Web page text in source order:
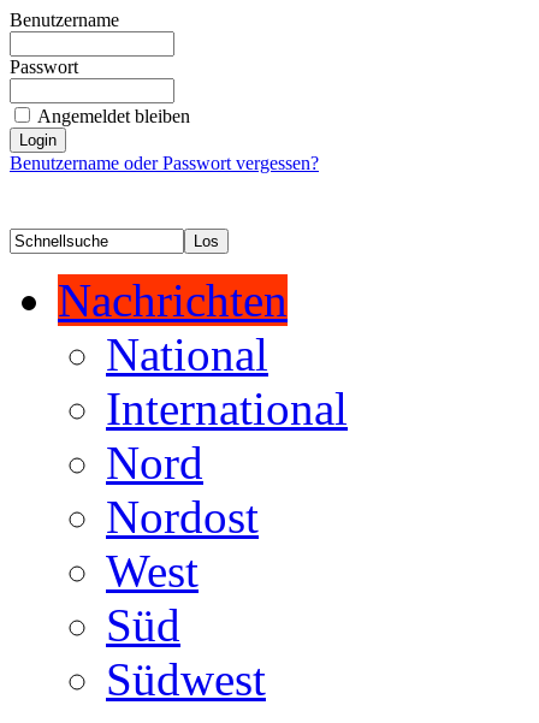
Benutzername
Passwort
Angemeldet bleiben
Benutzername oder Passwort vergessen?
Nachrichten
National
International
Nord
Nordost
West
Süd
Südwest